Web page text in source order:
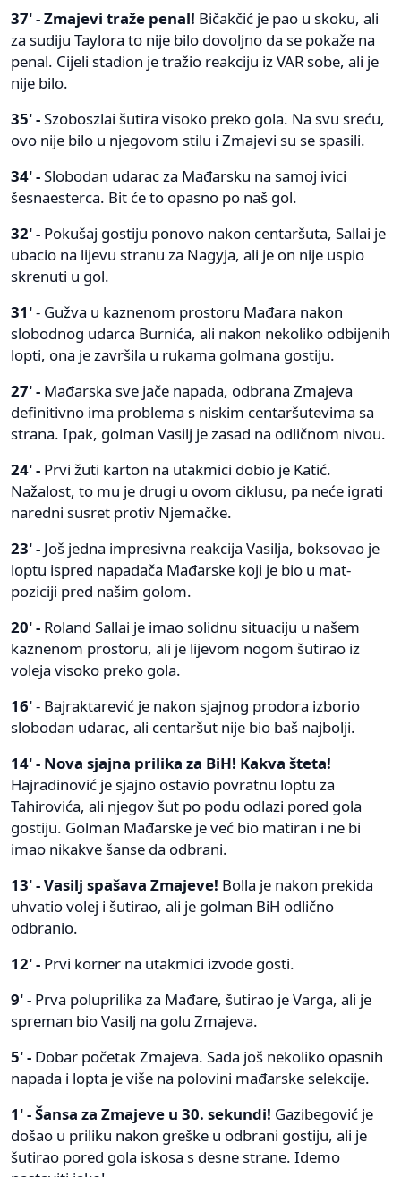
37' - Zmajevi traže penal! Bičakčić je pao u skoku, ali
za sudiju Taylora to nije bilo dovoljno da se pokaže na
penal. Cijeli stadion je tražio reakciju iz VAR sobe, ali je
nije bilo.
35' -Szoboszlai šutira visoko preko gola. Na svu sreću,
ovo nije bilo u njegovom stilu i Zmajevi su se spasili.
34' -Slobodan udarac za Mađarsku na samoj ivici
šesnaesterca. Bit će to opasno po naš gol.
32' - Pokušaj gostiju ponovo nakon centaršuta, Sallai je
ubacio na lijevu stranu za Nagyja, ali je on nije uspio
skrenuti u gol.
31'- Gužva u kaznenom prostoru Mađara nakon
slobodnog udarca Burnića, ali nakon nekoliko odbijenih
lopti, ona je završila u rukama golmana gostiju.
27' - Mađarska sve jače napada, odbrana Zmajeva
definitivno ima problema s niskim centaršutevima sa
strana. Ipak, golman Vasilj je zasad na odličnom nivou.
24' - Prvi žuti karton na utakmici dobio je Katić.
Nažalost, to mu je drugi u ovom ciklusu, pa neće igrati
naredni susret protiv Njemačke.
23' - Još jedna impresivna reakcija Vasilja, boksovao je
loptu ispred napadača Mađarske koji je bio u mat-
poziciji pred našim golom.
20' - Roland Sallai je imao solidnu situaciju u našem
kaznenom prostoru, ali je lijevom nogom šutirao iz
voleja visoko preko gola.
16'- Bajraktarević je nakon sjajnog prodora izborio
slobodan udarac, ali centaršut nije bio baš najbolji.
14' - Nova sjajna prilika za BiH! Kakva šteta!
Hajradinović je sjajno ostavio povratnu loptu za
Tahirovića, ali njegov šut po podu odlazi pored gola
gostiju. Golman Mađarske je već bio matiran i ne bi
imao nikakve šanse da odbrani.
13' -Vasilj spašava Zmajeve! Bolla je nakon prekida
uhvatio volej i šutirao, ali je golman BiH odlično
odbranio.
12' - Prvi korner na utakmici izvode gosti.
9' - Prva poluprilika za Mađare, šutirao je Varga, ali je
spreman bio Vasilj na golu Zmajeva.
5' - Dobar početak Zmajeva. Sada još nekoliko opasnih
napada i lopta je više na polovini mađarske selekcije.
1' - Šansa za Zmajeve u 30. sekundi! Gazibegović je
došao u priliku nakon greške u odbrani gostiju, ali je
šutirao pored gola iskosa s desne strane. Idemo